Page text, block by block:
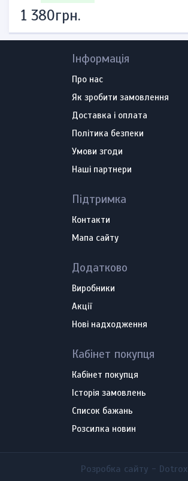
1 380грн.
Інформація
Про нас
Як зробити замовлення
Доставка і оплата
Політика безпеки
Умови згоди
Наші партнери
Підтримка
Контакти
Мапа сайту
Додатково
Виробники
Акції
Нові надходження
Кабінет покупця
Кабінет покупця
Історія замовлень
Список бажань
Розсилка новин
Розробка сайту - Dotrox